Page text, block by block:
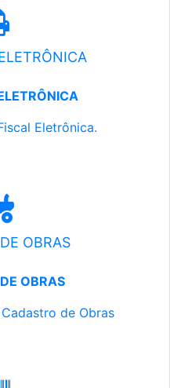
Eletrônica.
OBRAS
OBRAS
de Obras